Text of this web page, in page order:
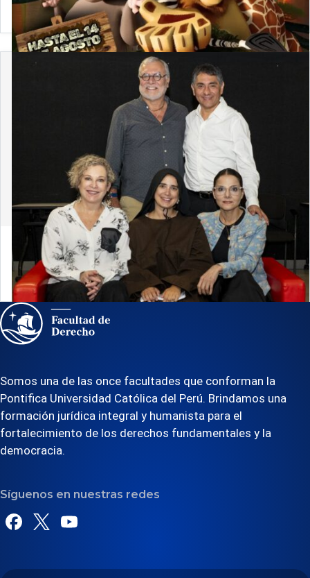
Derecho
30 de julio de 2026
¡El teatro se apodera de Derecho PUCP! Ya
iniciaron los ensayos de «Dominga»
Somos una de las once facultades que conforman la
Pontifica Universidad Católica del Perú. Brindamos una
formación jurídica integral y humanista para el
fortalecimiento de los derechos fundamentales y la
democracia.
Síguenos en nuestras redes